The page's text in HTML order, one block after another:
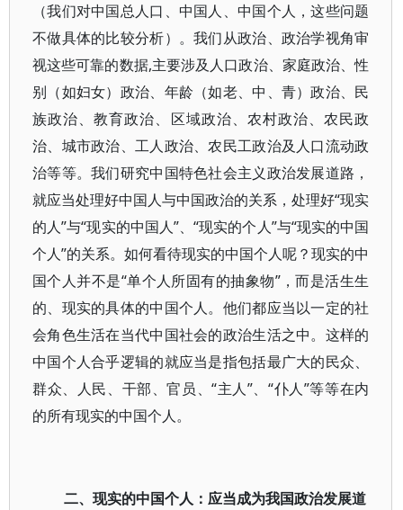
（我们对中国总人口、中国人、中国个人，这些问题
不做具体的比较分析）。我们从政治、政治学视角审
视这些可靠的数据,主要涉及人口政治、家庭政治、性
别（如妇女）政治、年龄（如老、中、青）政治、民
族政治、教育政治、区域政治、农村政治、农民政
治、城市政治、工人政治、农民工政治及人口流动政
治等等。我们研究中国特色社会主义政治发展道路，
就应当处理好中国人与中国政治的关系，处理好“现实
的人”与“现实的中国人”、“现实的个人”与“现实的中国
个人”的关系。如何看待现实的中国个人呢？现实的中
国个人并不是“单个人所固有的抽象物”，而是活生生
的、现实的具体的中国个人。他们都应当以一定的社
会角色生活在当代中国社会的政治生活之中。这样的
中国个人合乎逻辑的就应当是指包括最广大的民众、
群众、人民、干部、官员、“主人”、“仆人”等等在内
的所有现实的中国个人。
二、现实的中国个人：应当成为我国政治发展道